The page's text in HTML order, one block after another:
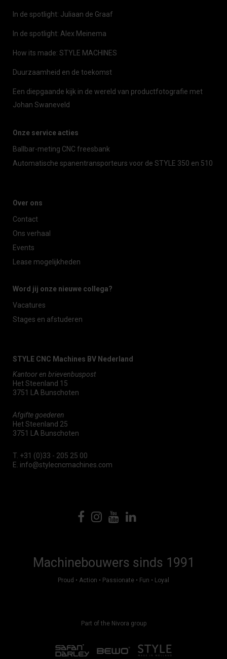
In de spotlight: Juliaan de Graaf
In de spotlight: Alex Meinema
How its made: STYLE MACHINES
Duurzaamheid en de toekomst
Een diepgaande kijk in de wereld van productfotografie met
Johan Swaneveld
Onze service acties
Ballbar-meting CNC freesbank
Automatische spanentransporteurs voor de STYLE 350 en 510
Over ons
Contact
Ons verhaal
Events
Lease mogelijkheden
Word jij onze nieuwe collega?
Vacatures
Stages en afstuderen
STYLE CNC Machines BV Nederland
Kantoor en brievenbuspost
Het Steenland 15
3751 LA Bunschoten
Afgifte goederen
Het Steenland 25
3751 LA Bunschoten
T. +31 (0)33 - 205 25 00
E. info@stylecncmachines.com
Machinebouwers sinds 1991
Proud • Action • Passionate • Fun • Loyal
Part of the Nivora group